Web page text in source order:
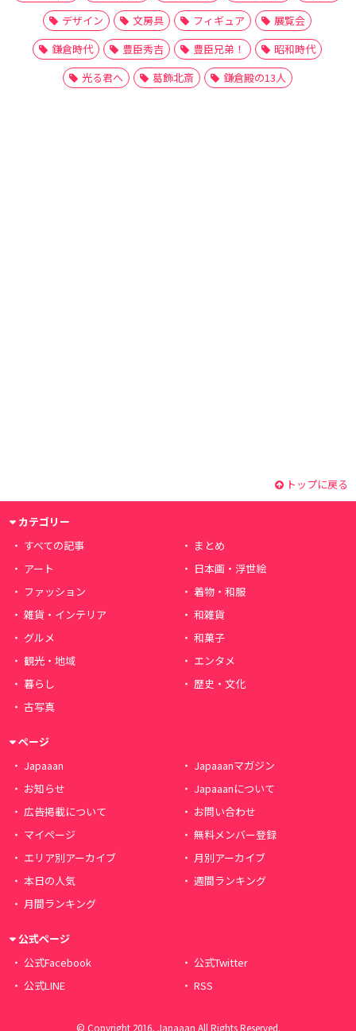
デザイン
文房具 フィギュア
展覧会
鎌倉時代
豊臣秀吉 豊臣兄弟！
昭和時代
光る君へ
葛飾北斎 鎌倉殿の13人
トップに戻る
カテゴリー
すべての記事
まとめ
アート
日本画・浮世絵
ファッション
着物・和服
雑貨・インテリア
和雑貨
グルメ
和菓子
観光・地域
エンタメ
暮らし
歴史・文化
古写真
ページ
Japaaan
Japaaanマガジン
お知らせ
Japaaanについて
広告掲載について
お問い合わせ
マイページ
無料メンバー登録
エリア別アーカイブ
月別アーカイブ
本日の人気
週間ランキング
月間ランキング
公式ページ
公式Facebook
公式Twitter
公式LINE
RSS
© Copyright 2016, Japaaan All Rights Reserved.